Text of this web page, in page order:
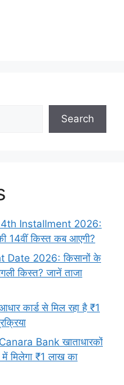
Search
Installment 2026:
14वीं किस्त कब आएगी?
Date 2026: किसानों के
किस्त? जानें ताजा
कार्ड से मिल रहा है ₹1
Bank खाताधारकों
मिलेगा ₹1 लाख का